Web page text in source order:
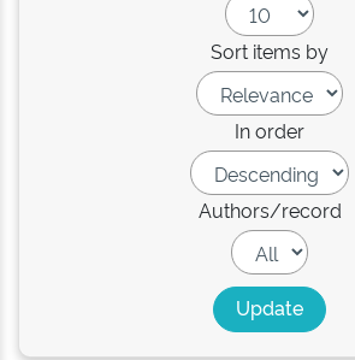
Sort items by
In order
Authors/record